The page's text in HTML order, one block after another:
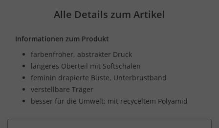
Alle Details zum Artikel
Informationen zum Produkt
farbenfroher, abstrakter Druck
längeres Oberteil mit Softschalen
feminin drapierte Büste, Unterbrustband
verstellbare Träger
besser für die Umwelt: mit recyceltem Polyamid